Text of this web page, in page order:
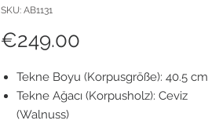
SKU: AB1131
€249.00
Tekne Boyu (Korpusgröße): 40.5 cm
Tekne Ağacı (Korpusholz): Ceviz
(Walnuss)